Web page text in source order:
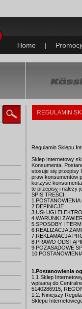
Home |
REGULAMIN
Regulamin Sklepu
Sklep Internetowy
Konsumenta.
stosuje się przepisy
praw konsumentów
korzyść
te przepisy i należy
SPIS TREŚCI:
2.DEFINICJE
3.USŁUGI
4.WARUNKI
5.SPOSOBY I
6.REALIZACJA
7.REKLAMACJA
8.PRAWO
9.POZASĄDOWE
1.Postanowienia
1.1 Sklep
wpisaną do
5140286915,
1.2. Niniejszy
Sklepu